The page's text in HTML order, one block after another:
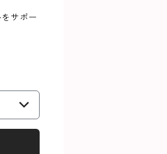
サポー